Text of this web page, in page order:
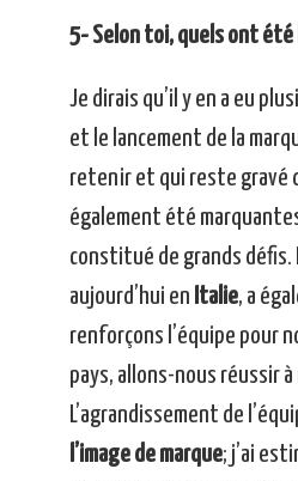
5- Selon toi, quels ont été
Je dirais qu’il y en a eu
et le lancement de la
retenir et qui reste gravé
également été
constitué de grands défis.
aujourd’hui en Italie, a
renforçons l’équipe pour
pays, allons-nous réussir
L’agrandissement de
l’image de marque; j’ai